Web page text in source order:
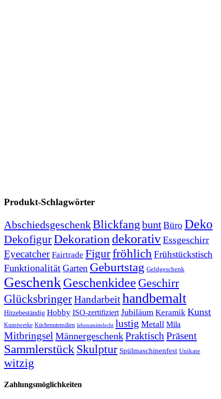
Produkt-Schlagwörter
AbschiedsgeschenkBlickfang buntBüro Deko
DekofigurDekoration dekorativEssgeschirr
Eyecatcher Fairtrade Figurfröhlich Frühstückstisch
FunktionalitätGarten Geburtstag Geldgeschenk
Geschenk Geschenkidee Geschirr
GlücksbringerHandarbeithandbemalt
Hitzebeständig Hobby ISO-zertifiziert Jubiläum Keramik Kunst
Kunstwerke Küchenutensilien lebensmittelecht lustig Metall Mila
MitbringselMännergeschenkPraktischPräsent
Sammlerstück Skulptur Spülmaschinenfest Unikate
witzig
Zahlungsmöglichkeiten